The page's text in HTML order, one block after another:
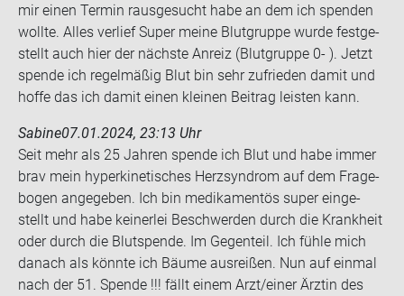
mir einen Ter­min raus­ge­sucht habe an dem ich spen­den
woll­te. Alles ver­lief Super meine Blut­grup­pe wurde fest­ge­
stellt auch hier der nächs­te An­reiz (Blut­grup­pe 0- ). Jetzt
spen­de ich re­gel­mä­ßig Blut bin sehr zu­frie­den damit und
hoffe das ich damit einen klei­nen Bei­trag leis­ten kann.
Sabine07.01.2024, 23:13 Uhr
Seit mehr als 25 Jah­ren spen­de ich Blut und habe immer
brav mein hy­per­ki­ne­ti­sches Herz­syn­drom auf dem Fra­ge­
bo­gen an­ge­ge­ben. Ich bin me­di­ka­men­tös super ein­ge­
stellt und habe kei­ner­lei Be­schwer­den durch die Krank­heit
oder durch die Blut­spen­de. Im Ge­gen­teil. Ich fühle mich
da­nach als könn­te ich Bäume aus­rei­ßen. Nun auf ein­mal
nach der 51. Spen­de !!! fällt einem Arzt/einer Ärz­tin des